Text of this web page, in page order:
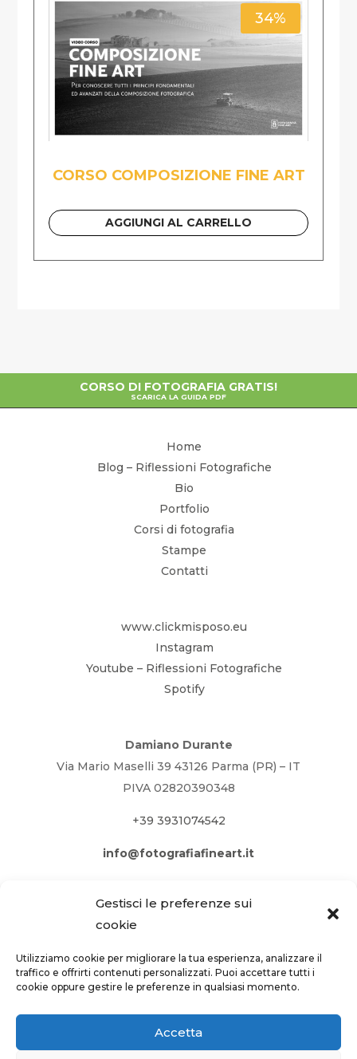
Gestisci le preferenze sui
cookie
Utilizziamo cookie per migliorare la tua esperienza, analizzare il
traffico e offrirti contenuti personalizzati. Puoi accettare tutti i
cookie oppure gestire le preferenze in qualsiasi momento.
Accetta
34%
CORSO COMPOSIZIONE FINE ART
AGGIUNGI AL CARRELLO
CORSO DI FOTOGRAFIA GRATIS!
SCARICA LA GUIDA PDF
Home
Blog – Riflessioni Fotografiche
Bio
Portfolio
Corsi di fotografia
Stampe
Contatti
www.clickmisposo.eu
Instagram
Youtube – Riflessioni Fotografiche
Spotify
Damiano Durante
Via Mario Maselli 39 43126 Parma (PR) – IT
PIVA 02820390348
+39 3931074542
info@fotografiafineart.it